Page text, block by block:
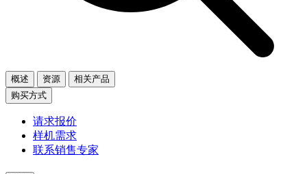
概述 资源
相关产品
购买方式
请求报价
样机需求
联系销售专家